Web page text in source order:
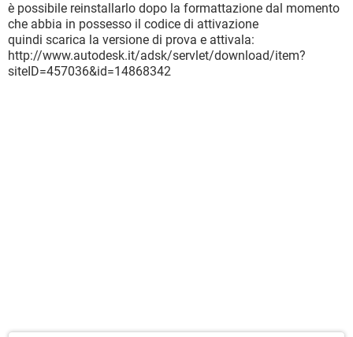
è possibile reinstallarlo dopo la formattazione dal momento
che abbia in possesso il codice di attivazione
quindi scarica la versione di prova e attivala:
http://www.autodesk.it/adsk/servlet/download/item?
siteID=457036&id=14868342